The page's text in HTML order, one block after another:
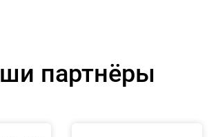
партнёры